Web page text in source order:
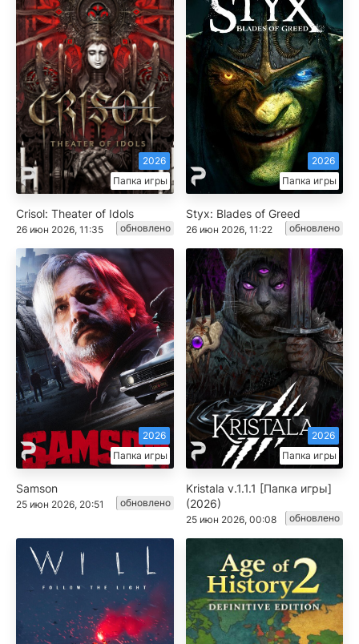
Папка игры
2026
Crisol: Theater of Idols
26 июн 2026, 11:35 обновлено
Папка игры
2026
Styx: Blades of Greed
26 июн 2026, 11:22 обновлено
Папка игры
2026
Samson
25 июн 2026, 20:51 обновлено
Папка игры
2026
Kristala v.1.1.1 [Папка игры]
(2026)
25 июн 2026, 00:08 обновлено